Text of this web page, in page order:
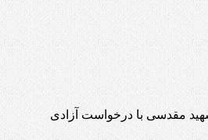
محبوس در زندان اوین تهران، مخالفت شد. به گزارش تبریز سسی، شعبه ۱ اجرای احکام شهید مقدسی با درخواست آزادی